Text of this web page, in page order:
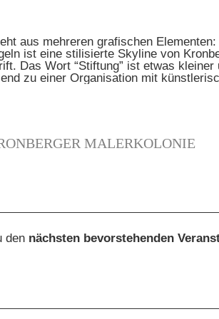
MALERKOLONIE
den nächsten bevorstehenden